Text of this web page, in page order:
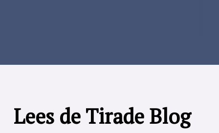
Lees de Tirade Blog